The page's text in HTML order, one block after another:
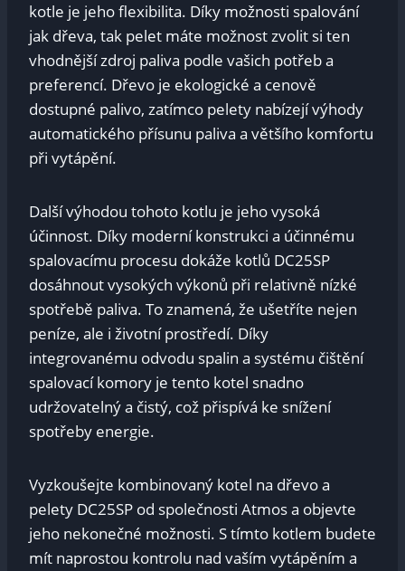
kotle je jeho flexibilita. Díky možnosti spalování
jak dřeva, tak pelet máte možnost zvolit si ten
vhodnější zdroj paliva podle vašich potřeb a
preferencí. Dřevo je ekologické a cenově
dostupné palivo, zatímco pelety nabízejí výhody
automatického přísunu paliva a většího komfortu
při vytápění.
Další výhodou tohoto kotlu je jeho vysoká
účinnost. Díky moderní konstrukci a účinnému
spalovacímu procesu dokáže kotlů DC25SP
dosáhnout vysokých výkonů při relativně nízké
spotřebě paliva. To znamená, že ušetříte nejen
peníze, ale i životní prostředí. Díky
integrovanému odvodu spalin a systému čištění
spalovací komory je tento kotel snadno
udržovatelný a čistý, což přispívá ke snížení
spotřeby energie.
Vyzkoušejte kombinovaný kotel na dřevo a
pelety DC25SP od společnosti Atmos a objevte
jeho nekonečné možnosti. S tímto kotlem budete
mít naprostou kontrolu nad vaším vytápěním a